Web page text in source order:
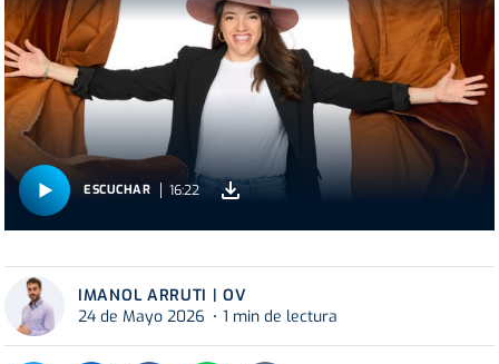
ESCUCHAR 16:22
IMANOL ARRUTI | OV
24 de Mayo 2026
1 min de lectura